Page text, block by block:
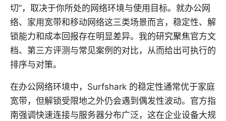
切”，取决于你所处的网络环境与使用目标。就办公网
络、家用宽带和移动网络这三类场景而言，稳定性、解
锁能力和成本回报存在明显差异。我的研究聚焦官方文
档、第三方评测与常见案例的对比，从而给出可执行的
排序与对策。
在办公网络环境中，Surfshark 的稳定性通常优于家庭
宽带，但解锁受限地之外仍会遇到偶发性波动。官方指
南强调快速连接与服务器分布广泛，这在企业设备大规